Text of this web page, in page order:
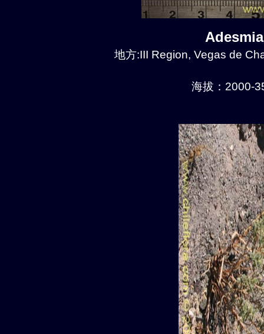
地方:III Region, Vegas de
海拔：2000-